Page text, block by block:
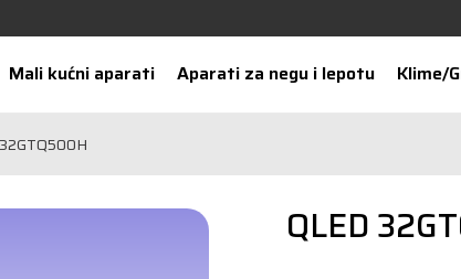
Mali kućni aparati Aparati za negu i lepotu Klime/
QLED